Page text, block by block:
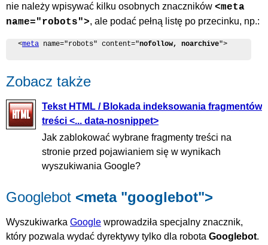
nie należy wpisywać kilku osobnych znaczników <meta
name="robots">, ale podać pełną listę po przecinku, np.:
<meta name="robots" content="nofollow, noarchive">
Zobacz także
Tekst HTML / Blokada indeksowania fragmentów
treści <... data-nosnippet>
Jak zablokować wybrane fragmenty treści na
stronie przed pojawianiem się w wynikach
wyszukiwania Google?
Googlebot <meta "googlebot">
Wyszukiwarka Google wprowadziła specjalny znacznik,
który pozwala wydać dyrektywy tylko dla robota Googlebot.